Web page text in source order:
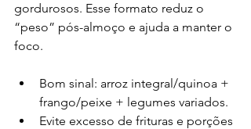
gordurosos. Esse formato reduz o
“peso” pós-almoço e ajuda a manter o
foco.
Bom sinal: arroz integral/quinoa +
frango/peixe + legumes variados.
Evite excesso de frituras e porções